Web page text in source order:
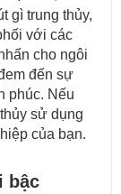
gì trung thủy,
với các
cho ngôi
đến sự
phúc. Nếu
sử dụng
của bạn.
bậc